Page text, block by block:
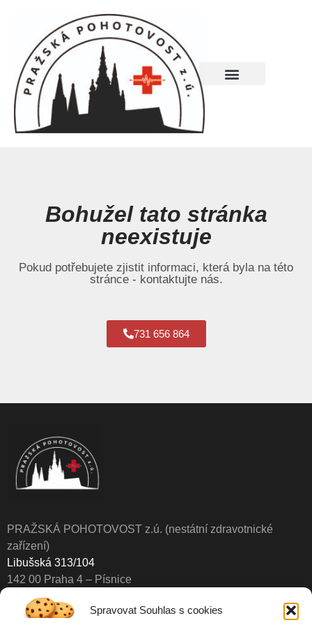
Spravovat Souhlas s cookies
Bohužel tato stránka
neexistuje
Pokud potřebujete zjistit informaci, která byla na této
stránce - kontaktujte nás.
731 656 864
PRAŽSKÁ POHOTOVOST z.ú. (nestátní zdravotnické
zařízení)
Libušská 313/104
142 00 Praha 4 – Písnice